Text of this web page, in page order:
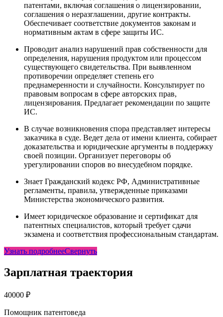
патентами, включая соглашения о лицензировании,
соглашения о неразглашении, другие контракты.
Обеспечивает соответствие документов законам и
нормативным актам в сфере защиты ИС.
Проводит анализ нарушений прав собственности для
определения, нарушения продуктом или процессом
существующего свидетельства. При выявленном
противоречии определяет степень его
преднамеренности и случайности. Консультирует по
правовым вопросам в сфере авторских прав,
лицензирования. Предлагает рекомендации по защите
ИС.
В случае возникновения спора представляет интересы
заказчика в суде. Ведет дела от имени клиента, собирает
доказательства и юридические аргументы в поддержку
своей позиции. Организует переговоры об
урегулировании споров во внесудебном порядке.
Знает Гражданский кодекс РФ, Административные
регламенты, правила, утвержденные приказами
Министерства экономического развития.
Имеет юридическое образование и сертификат для
патентных специалистов, который требует сдачи
экзамена и соответствия профессиональным стандартам.
Узнать подробнееСвернуть
Зарплатная траектория
40000 ₽
Помощник патентоведа